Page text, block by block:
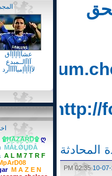
http://
02:35 PM
عشآإآإآإآق
آإآإلــمبدع
لآإآإآإمبآآآآآرد
اخر
۩Ħ̫͢͡AZ̫͢͡AŘ̫͢͡D۩
m ḾẮŁǾЏĐẮ
&&& A L M 7 T R F
M A Z E N